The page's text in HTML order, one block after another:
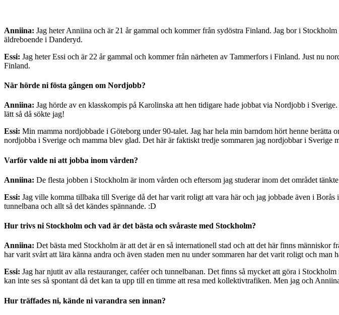
Anniina: Jag heter Anniina och är 21 år gammal och kommer från sydöstra Finland. Jag bor i
äldreboende i Danderyd.
Essi: Jag heter Essi och är 22 år gammal och kommer från närheten av Tammerfors i Finland. Just nu
Finland.
När hörde ni fösta gången om Nordjobb?
Anniina: Jag hörde av en klasskompis på Karolinska att hen tidigare hade jobbat via Nordjobb i
lätt så då sökte jag!
Essi: Min mamma nordjobbade i Göteborg under 90-talet. Jag har hela min barndom hört henne berätta
nordjobba i Sverige och mamma blev glad. Det här är faktiskt tredje sommaren jag nordjobbar i Sverige
Varför valde ni att jobba inom vården?
Anniina: De flesta jobben i Stockholm är inom vården och eftersom jag studerar inom det området
Essi: Jag ville komma tillbaka till Sverige då det har varit roligt att vara här och jag jobbade även i
tunnelbana och allt så det kändes spännande. :D
Hur trivs ni Stockholm och vad är det bästa och svåraste med Stockholm?
Anniina: Det bästa med Stockholm är att det är en så internationell stad och att det här finns
har varit svårt att lära känna andra och även staden men nu under sommaren har det varit roligt och man
Essi: Jag har njutit av alla restauranger, caféer och tunnelbanan. Det finns så mycket att göra i
kan inte ses så spontant då det kan ta upp till en timme att resa med kollektivtrafiken. Men jag och
Hur träffades ni, kände ni varandra sen innan?